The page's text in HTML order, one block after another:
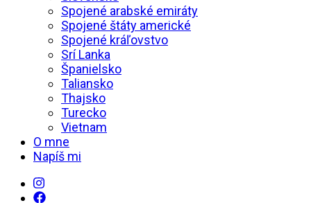
Spojené arabské emiráty
Spojené štáty americké
Spojené kráľovstvo
Srí Lanka
Španielsko
Taliansko
Thajsko
Turecko
Vietnam
O mne
Napíš mi